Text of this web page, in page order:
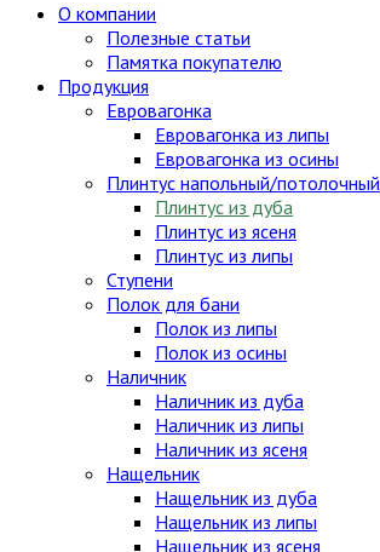
О компании
Полезные статьи
Памятка покупателю
Продукция
Евровагонка
Евровагонка из липы
Евровагонка из осины
Плинтус напольный/потолочный
Плинтус из дуба
Плинтус из ясеня
Плинтус из липы
Ступени
Полок для бани
Полок из липы
Полок из осины
Наличник
Наличник из дуба
Наличник из липы
Наличник из ясеня
Нащельник
Нащельник из дуба
Нащельник из липы
Нащельник из ясеня